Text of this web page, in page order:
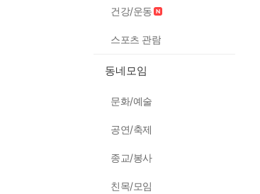
건강/운동
스포츠 관람
동네모임
문화/예술
공연/축제
종교/봉사
친목/모임